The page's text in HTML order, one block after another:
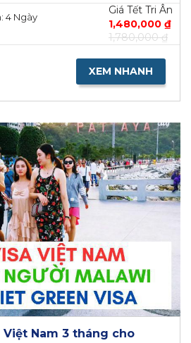
4 Ngày
Giá Tết Tri Ân
1,480,000 ₫
1,780,000 ₫
XEM NHANH
Việt Nam 3 tháng cho